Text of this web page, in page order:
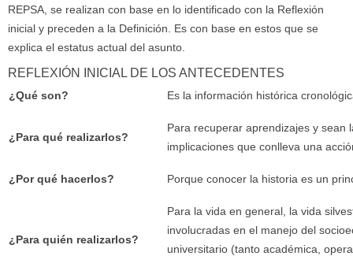
REPSA, se realizan con base en lo identificado con la Reflexión
inicial y preceden a la Definición. Es con base en estos que se
explica el estatus actual del asunto.
REFLEXIÓN INICIAL DE LOS ANTECEDENTES
¿Qué son? Es la información histórica
¿Para qué realizarlos?
Para recuperar aprendizajes y sean
implicaciones que conlleva una
¿Por qué hacerlos? Porque conocer la historia es un
¿Para quién realizarlos?
Para la vida en general, la vida
involucradas en el manejo del
universitario (tanto académica,